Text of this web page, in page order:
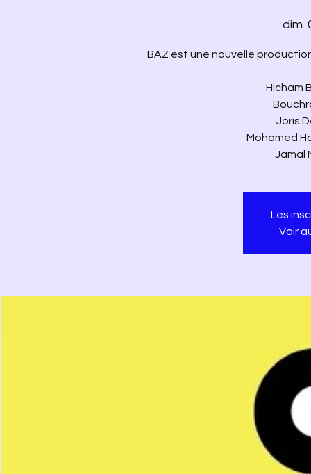
dim.
BAZ est une nouvelle
Hicham
Joris
Mohamed
Jamal
Les
Voir